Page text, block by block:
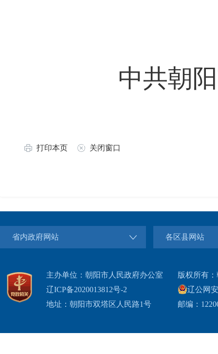
中共朝
打印本页 关闭窗口
省内政府网站 各区县网站
主办单位：朝阳市人民政府办公室
辽ICP备2020013812号-2
地址：朝阳市双塔区人民路1号
版权所有
辽公网
邮编：